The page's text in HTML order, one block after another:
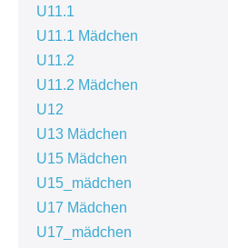
U11.1
U11.1 Mädchen
U11.2
U11.2 Mädchen
U12
U13 Mädchen
U15 Mädchen
U15_mädchen
U17 Mädchen
U17_mädchen